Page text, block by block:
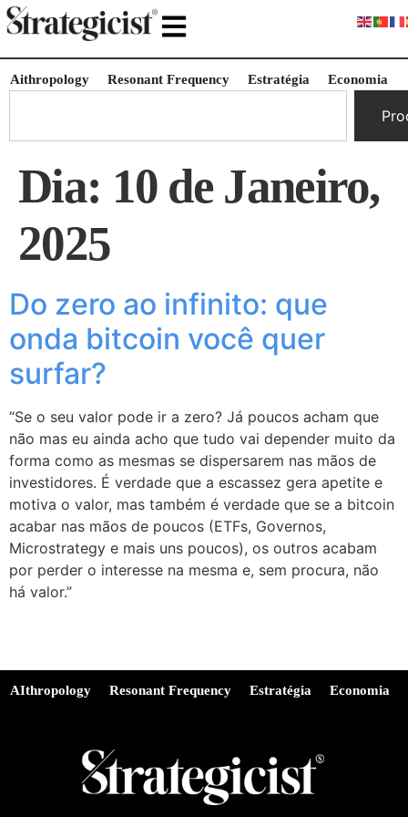
Aithropology Resonant Frequency Estratégia Economia
Dia: 10 de Janeiro,
2025
Do zero ao infinito: que
onda bitcoin você quer
surfar?
“Se o seu valor pode ir a zero? Já poucos acham que
não mas eu ainda acho que tudo vai depender muito da
forma como as mesmas se dispersarem nas mãos de
investidores. É verdade que a escassez gera apetite e
motiva o valor, mas também é verdade que se a bitcoin
acabar nas mãos de poucos (ETFs, Governos,
Microstrategy e mais uns poucos), os outros acabam
por perder o interesse na mesma e, sem procura, não
há valor.”
AIthropology Resonant Frequency Estratégia Economia